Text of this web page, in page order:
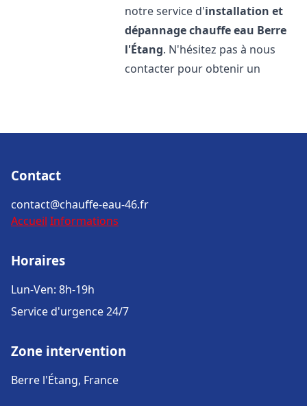
notre service d'installation et
dépannage chauffe eau Berre
l'Étang. N'hésitez pas à nous
contacter pour obtenir un
Contact
contact@chauffe-eau-46.fr
Accueil Informations
Horaires
Lun-Ven: 8h-19h
Service d'urgence 24/7
Zone intervention
Berre l'Étang, France